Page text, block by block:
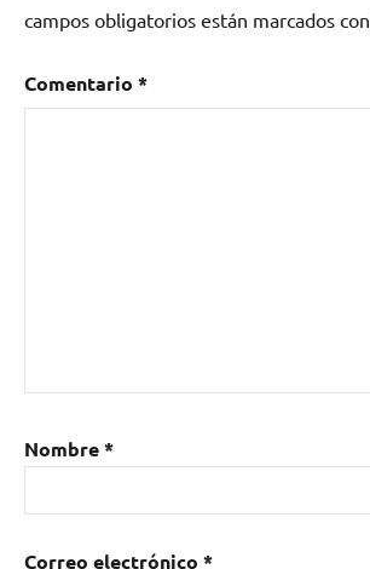
campos obligatorios están marcados con
Comentario *
Nombre*
Correo electrónico *